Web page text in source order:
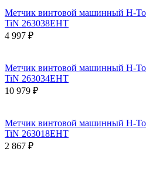
Метчик винтовой машинный H-
TiN 263038EHT
4 997 ₽
Метчик винтовой машинный H-
TiN 263034EHT
10 979 ₽
Метчик винтовой машинный H-
TiN 263018EHT
2 867 ₽